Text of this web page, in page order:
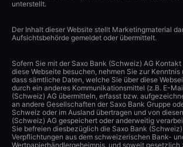
unterstellt.
Der Inhalt dieser Website stellt Marketingmaterial
Aufsichtsbehörde gemeldet oder übermittelt.
Sofern Sie mit der Saxo Bank (Schweiz) AG
diese Webseite besuchen, nehmen Sie zur
dass sämtliche Daten, welche Sie über diese
durch ein anderes Kommunikationsmittel (z.B. E-
(Schweiz) AG übermitteln, erfasst bzw.
an andere Gesellschaften der Saxo Bank Gruppe
Schweiz oder im Ausland übertragen und von
(Schweiz) AG gespeichert oder anderweitig
Sie befreien diesbezüglich die Saxo Bank
Verpflichtungen aus dem schweizerischen Bank-
Wertpapierhändlergeheimnis, und soweit gesetzlich